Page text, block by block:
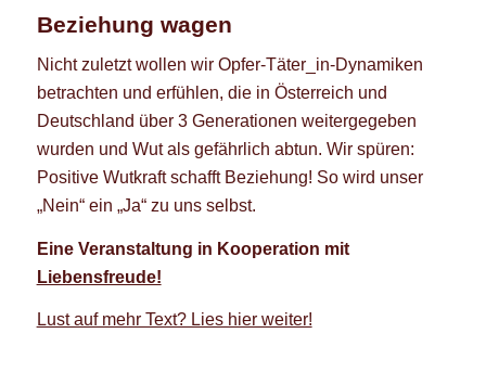
Beziehung wagen
Nicht zuletzt wollen wir Opfer-Täter_in-Dynamiken
betrachten und erfühlen, die in Österreich und
Deutschland über 3 Generationen weitergegeben
wurden und Wut als gefährlich abtun. Wir spüren:
Positive Wutkraft schafft Beziehung! So wird unser
„Nein“ ein „Ja“ zu uns selbst.
Eine Veranstaltung in Kooperation mit
Liebensfreude!
Lust auf mehr Text? Lies hier weiter!